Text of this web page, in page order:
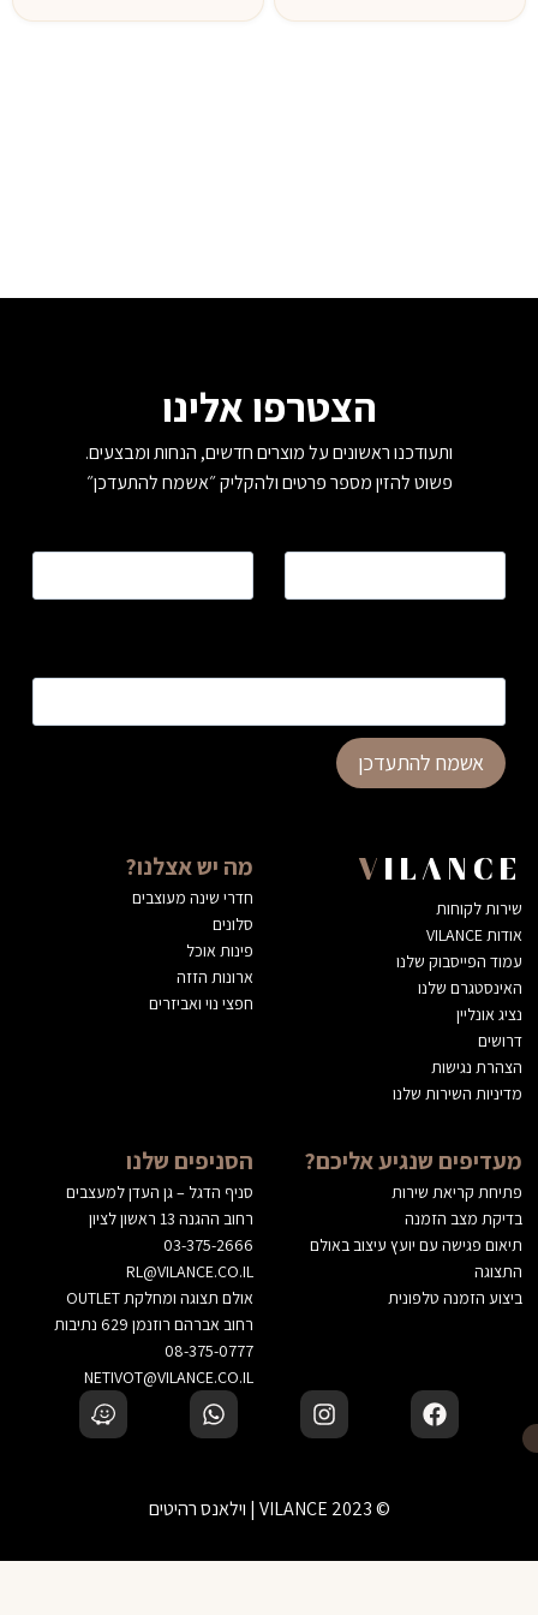
הצטרפו אלינו
ותעודכנו ראשונים על מוצרים חדשים, הנחות ומבצעים.
פשוט להזין מספר פרטים ולהקליק ״אשמח להתעדכן״
אשמח להתעדכן
VILANCE
שירות לקוחות
אודות VILANCE
עמוד הפייסבוק שלנו
האינסטגרם שלנו
נציג אונליין
דרושים
הצהרת נגישות
מדיניות השירות שלנו
מה יש אצלנו?
חדרי שינה מעוצבים
סלונים
פינות אוכל
ארונות הזזה
חפצי נוי ואביזרים
מעדיפים שנגיע אליכם?
פתיחת קריאת שירות
בדיקת מצב הזמנה
תיאום פגישה עם יועץ עיצוב באולם
התצוגה
ביצוע הזמנה טלפונית
הסניפים שלנו
סניף הדגל – גן העדן למעצבים
רחוב ההגנה 13 ראשון לציון
03-375-2666
RL@VILANCE.CO.IL
אולם תצוגה ומחלקת OUTLET
רחוב אברהם רוזנמן 629 נתיבות
08-375-0777
NETIVOT@VILANCE.CO.IL
© 2023 VILANCE | וילאנס רהיטים